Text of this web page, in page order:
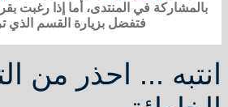
بالمشاركة في المنتدى، أما إذا رغبت
فتفضل بزيارة القسم الذي
انتبه ... احذر من